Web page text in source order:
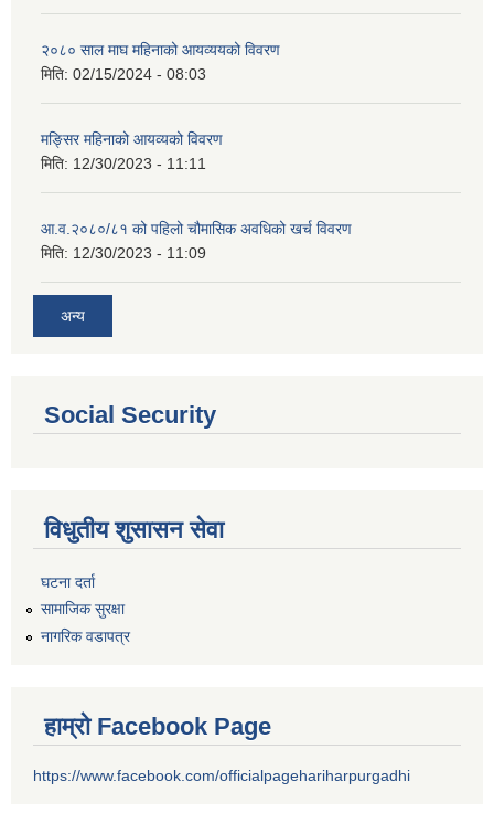
२०८० साल माघ महिनाको आयव्ययको विवरण
मिति: 02/15/2024 - 08:03
मङ्सिर महिनाको आयव्यको विवरण
मिति: 12/30/2023 - 11:11
आ.व.२०८०/८१ को पहिलो चौमासिक अवधिको खर्च विवरण
मिति: 12/30/2023 - 11:09
अन्य
Social Security
विधुतीय शुसासन सेवा
घटना दर्ता
सामाजिक सुरक्षा
नागरिक वडापत्र
हाम्रो Facebook Page
https://www.facebook.com/officialpagehariharpurgadhi